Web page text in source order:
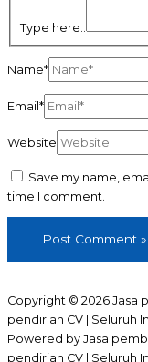
Type here..
Name*
Email*
Website
Save my name,
time I comment.
Copyright © 2026 Jasa
pendirian CV | Seluruh
Powered by Jasa
pendirian CV | Seluruh